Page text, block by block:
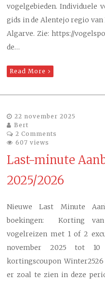
vogelgebieden. Individuele
gids in de Alentejo regio van
Algarve. Zie: https://
de…
Read More
22 november 2025
Bert
2 Comments
607 views
Last-minute
2025/2026
Nieuwe Last Minute
boekingen: Korting
vogelreizen met 1 of 2
november 2025 tot
kortingscoupon
er zoal te zien in deze